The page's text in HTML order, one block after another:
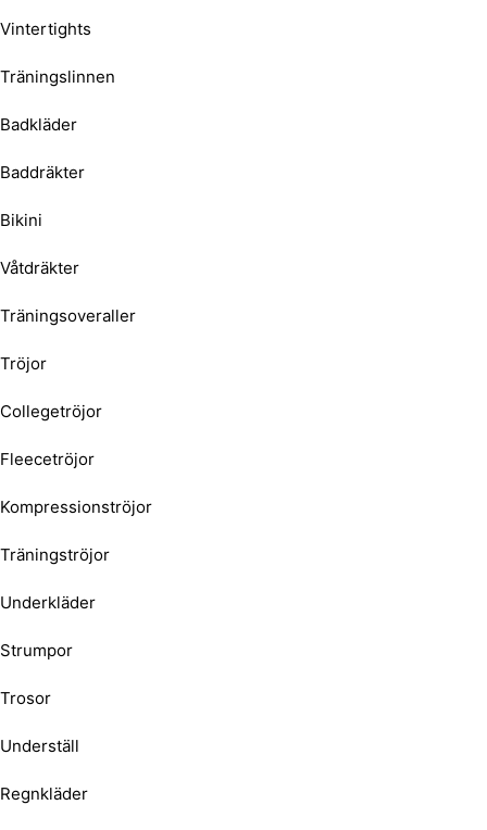
Vintertights
Träningslinnen
Badkläder
Baddräkter
Bikini
Våtdräkter
Träningsoveraller
Tröjor
Collegetröjor
Fleecetröjor
Kompressionströjor
Träningströjor
Underkläder
Strumpor
Trosor
Underställ
Regnkläder